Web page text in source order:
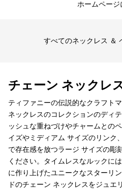
ホームページ
すべてのネックレス ＆
チェーン ネックレ
ティファニーの伝説的なクラフト
ネックレスのコレクションのディ
ッシュな重ねづけやチャームとの
イズやミディアム サイズのリンク
で存在感を放つラージ サイズの彫
ください。タイムレスなルックに
に作り上げたユニークなスターリ
ドのチェーン ネックレスをジュエ